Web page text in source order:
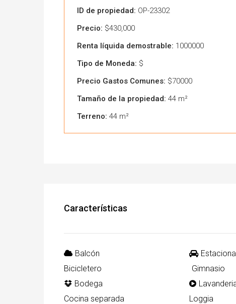
ID de propiedad: OP-23302
Precio: $430,000
Renta líquida demostrable: 1000000
Tipo de Moneda: $
Precio Gastos Comunes: $70000
Tamaño de la propiedad: 44 m²
Terreno: 44 m²
Características
Balcón
Bicicletero
Bodega
Cocina separada
Gimnasio
Loggia